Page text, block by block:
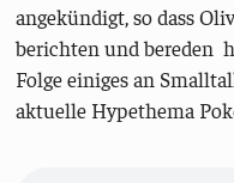
angekündigt, so dass
berichten und bereden
Folge einiges an
aktuelle Hypethema